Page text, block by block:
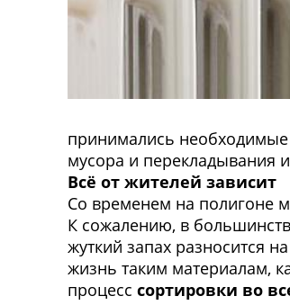
принимались
мусора и
Всё от жителей зависит
Со временем на полигоне
К сожалению, в
жуткий запах разносится
жизнь таким материалам,
процесс сортировки во